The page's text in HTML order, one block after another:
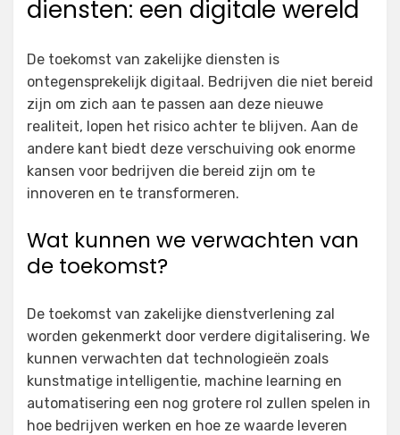
diensten: een digitale wereld
De toekomst van zakelijke diensten is
ontegensprekelijk digitaal. Bedrijven die niet bereid
zijn om zich aan te passen aan deze nieuwe
realiteit, lopen het risico achter te blijven. Aan de
andere kant biedt deze verschuiving ook enorme
kansen voor bedrijven die bereid zijn om te
innoveren en te transformeren.
Wat kunnen we verwachten van
de toekomst?
De toekomst van zakelijke dienstverlening zal
worden gekenmerkt door verdere digitalisering. We
kunnen verwachten dat technologieën zoals
kunstmatige intelligentie, machine learning en
automatisering een nog grotere rol zullen spelen in
hoe bedrijven werken en hoe ze waarde leveren